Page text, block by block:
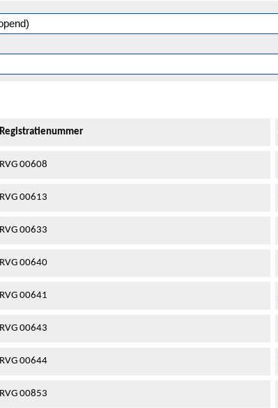
Registratienummer
RVG 00608
RVG 00613
RVG 00633
RVG 00640
RVG 00641
RVG 00643
RVG 00644
RVG 00853